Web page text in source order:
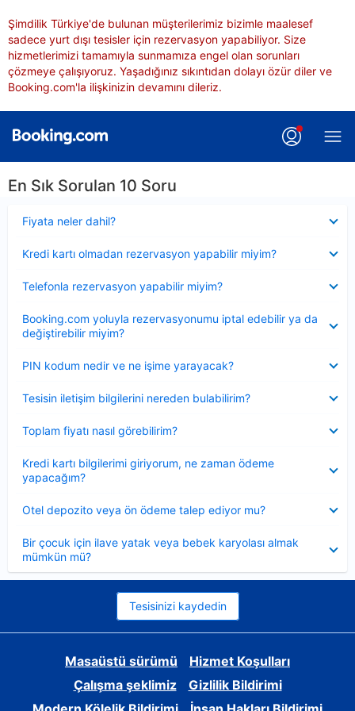
Şimdilik Türkiye'de bulunan müşterilerimiz bizimle maalesef
sadece yurt dışı tesisler için rezervasyon yapabiliyor. Size
hizmetlerimizi tamamıyla sunmamıza engel olan sorunları
çözmeye çalışıyoruz. Yaşadığınız sıkıntıdan dolayı özür diler ve
Booking.com'la ilişkinizin devamını dileriz.
En Sık Sorulan 10 Soru
Fiyata neler dahil?
Kredi kartı olmadan rezervasyon yapabilir miyim?
Telefonla rezervasyon yapabilir miyim?
Booking.com yoluyla rezervasyonumu iptal edebilir ya da
değiştirebilir miyim?
PIN kodum nedir ve ne işime yarayacak?
Tesisin iletişim bilgilerini nereden bulabilirim?
Toplam fiyatı nasıl görebilirim?
Kredi kartı bilgilerimi giriyorum, ne zaman ödeme
yapacağım?
Otel depozito veya ön ödeme talep ediyor mu?
Bir çocuk için ilave yatak veya bebek karyolası almak
mümkün mü?
Tesisinizi kaydedin
Masaüstü sürümü
Hizmet Koşulları
Çalışma şeklimiz
Gizlilik Bildirimi